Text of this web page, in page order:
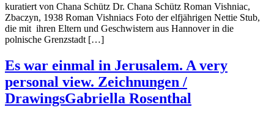
kuratiert von Chana Schütz Dr. Chana Schütz Roman Vishniac,
Zbaczyn, 1938 Roman Vishniacs Foto der elfjährigen Nettie Stub,
die mit ihren Eltern und Geschwistern aus Hannover in die
polnische Grenzstadt […]
Es war einmal in Jerusalem. A very
personal view. Zeichnungen /
DrawingsGabriella Rosenthal